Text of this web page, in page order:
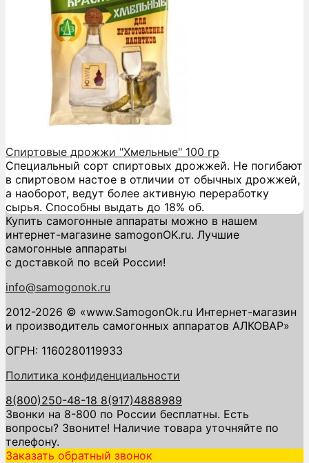
Спиртовые дрожжи "Хмельные" 100 гр
Специальный сорт спиртовых дрожжей. Не погибают
в спиртовом настое в отличии от обычных дрожжей,
а наоборот, ведут более активную переработку
сырья. Способны выдать до 18% об.
Купить самогонные аппараты можно в нашем
интернет-магазине samogonOK.ru. Лучшие
самогонные аппараты
с доставкой по всей России!
info@samogonok.ru
2012-2026 © «www.SamogonOk.ru Интернет-магазин
и производитель самогонных аппаратов АЛКОВАР»
ОГРН: 1160280119933
Политика конфиденциальности
8(800)250-48-18 8(917)4888989
Звонки на 8-800 по России бесплатны. Есть
вопросы? Звоните! Наличие товара уточняйте по
телефону.
Заказать обратный звонок